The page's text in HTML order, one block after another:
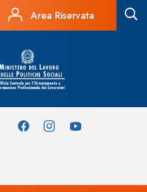
Area Riservata